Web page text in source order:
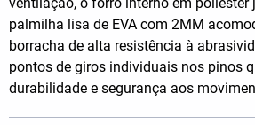
palmilha lisa de EVA com 2MM
borracha de alta resistência à
pontos de giros individuais nos pinos
durabilidade e segurança aos